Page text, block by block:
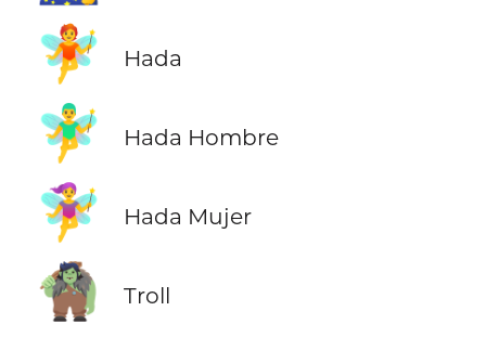
🧚
Hada
🧚‍♂️ Hada Hombre
🧚‍♀️ Hada Mujer
🧌 Troll